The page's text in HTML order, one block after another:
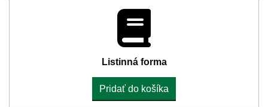
Listinná forma
Pridať do košíka